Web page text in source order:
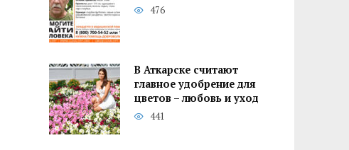
476
В Аткарске считают
главное удобрение для
цветов – любовь и уход
441